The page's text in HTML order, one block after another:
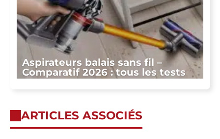
Aspirateurs balais sans fil –
Comparatif 2026 : tous les tests
ARTICLES ASSOCIÉS